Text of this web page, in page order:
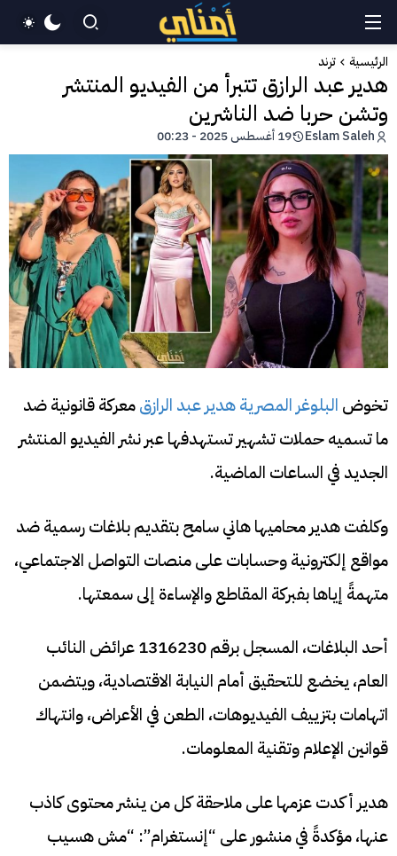
الرئيسية ترند
هدير عبد الرازق تتبرأ من الفيديو المنتشر
وتشن حربا ضد الناشرين
Eslam Saleh 19 أغسطس 2025 - 00:23
تخوض البلوغر المصرية هدير عبد الرازقمعركة قانونية ضد
ما تسميه حملات تشهير تستهدفها عبر نشر الفيديو المنتشر
الجديد في الساعات الماضية.
وكلفت هدير محاميها هاني سامح بتقديم بلاغات رسمية ضد
مواقع إلكترونية وحسابات على منصات التواصل الاجتماعي،
متهمةً إياها بفبركة المقاطع والإساءة إلى سمعتها.
أحد البلاغات، المسجل برقم 1316230 عرائض النائب
العام، يخضع للتحقيق أمام النيابة الاقتصادية، ويتضمن
اتهامات بتزييف الفيديوهات، الطعن في الأعراض، وانتهاك
قوانين الإعلام وتقنية المعلومات.
هدير أكدت عزمها على ملاحقة كل من ينشر محتوى كاذب
عنها، مؤكدةً في منشور على “إنستغرام”: “مش هسيب